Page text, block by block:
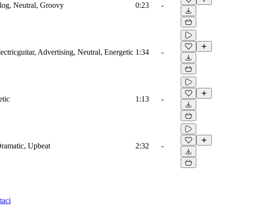
Neutral, Groovy 0:23 -
Advertising, Neutral, Energetic 1:34 -
1:13 -
Upbeat 2:32 -